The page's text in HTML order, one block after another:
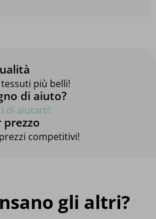
più belli!
di aiuto?
di aiutarti!
competitivi!
gli altri?